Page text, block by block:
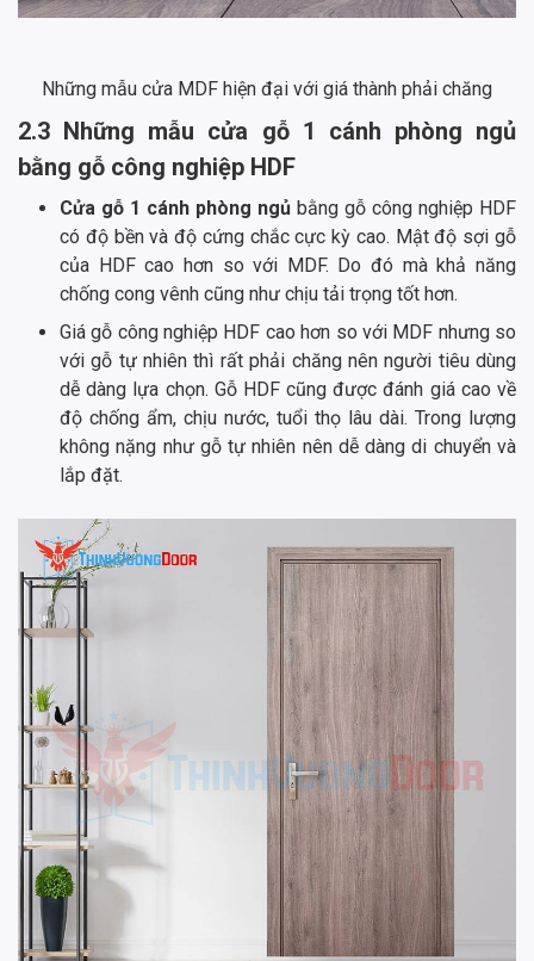
Những mẫu cửa MDF hiện đại với giá thành phải chăng
2.3 Những mẫu cửa gỗ 1 cánh phòng ngủ
bằng gỗ công nghiệp HDF
Cửa gỗ 1 cánh phòng ngủ bằng gỗ công nghiệp HDF
có độ bền và độ cứng chắc cực kỳ cao. Mật độ sợi gỗ
của HDF cao hơn so với MDF. Do đó mà khả năng
chống cong vênh cũng như chịu tải trọng tốt hơn.
Giá gỗ công nghiệp HDF cao hơn so với MDF nhưng so
với gỗ tự nhiên thì rất phải chăng nên người tiêu dùng
dễ dàng lựa chọn. Gỗ HDF cũng được đánh giá cao về
độ chống ẩm, chịu nước, tuổi thọ lâu dài. Trong lượng
không nặng như gỗ tự nhiên nên dễ dàng di chuyển và
lắp đặt.